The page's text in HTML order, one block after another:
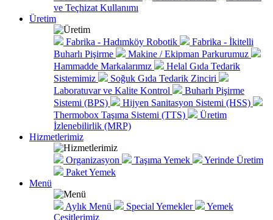
ve Teçhizat Kullanımı
Üretim
Fabrika - Hadımköy Robotik
Fabrika - İkitelli
Buharlı Pişirme
Makine / Ekipman Parkurumuz
Hammadde Markalarımız
Helal Gıda Tedarik
Sistemimiz
Soğuk Gıda Tedarik Zinciri
Laboratuvar ve Kalite Kontrol
Buharlı Pişirme
Sistemi (BPS)
Hijyen Sanitasyon Sistemi (HSS)
Thermobox Taşıma Sistemi (TTS)
Üretim
İzlenebilirlik (MRP)
Hizmetlerimiz
Organizasyon Taşıma Yemek
Yerinde Üretim
Paket Yemek
Menü
Aylık Menü Special Yemekler
Yemek
Çeşitlerimiz